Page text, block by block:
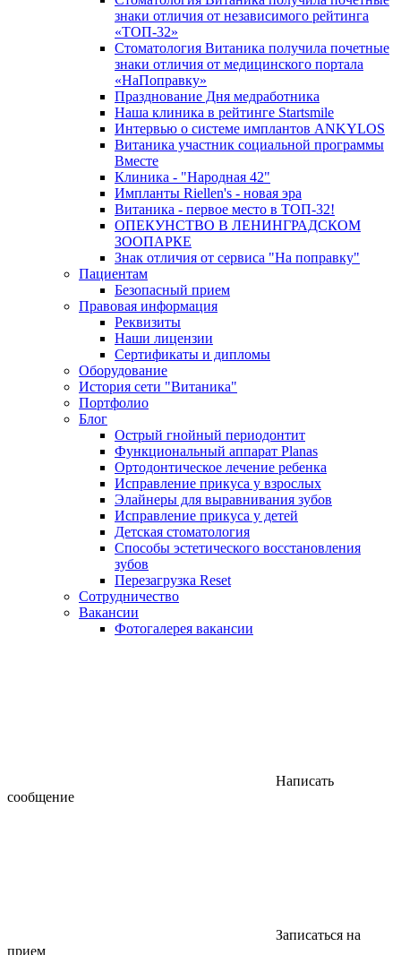
знаки отличия от независимого рейтинга
«ТОП-32»
Стоматология Витаника получила почетные
знаки отличия от медицинского портала
«НаПоправку»
Празднование Дня медработника
Наша клиника в рейтинге Startsmile
Интервью о системе имплантов ANKYLOS
Витаника участник социальной программы
Вместе
Клиника - "Народная 42"
Импланты Riellen's - новая эра
Витаника - первое место в ТОП-32!
ОПЕКУНСТВО В ЛЕНИНГРАДСКОМ
ЗООПАРКЕ
Знак отличия от сервиса "На поправку"
Пациентам
Безопасный прием
Правовая информация
Реквизиты
Наши лицензии
Сертификаты и дипломы
Оборудование
История сети "Витаника"
Портфолио
Блог
Острый гнойный периодонтит
Функциональный аппарат Planas
Ортодонтическое лечение ребенка
Исправление прикуса у взрослых
Элайнеры для выравнивания зубов
Исправление прикуса у детей
Детская стоматология
Способы эстетического восстановления
зубов
Перезагрузка Reset
Сотрудничество
Вакансии
Фотогалерея вакансии
Написать
сообщение
Записаться на
прием